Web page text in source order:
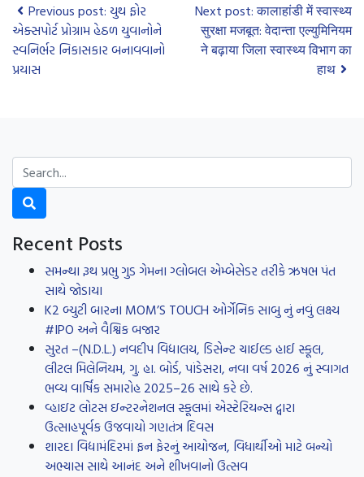
Previous post: યુથ ફોર
એક્સપોર્ટ પ્રોગ્રામ હેઠળ યુવાનોને
સ્વનિર્ભર નિકાસકાર બનાવવાનો
પ્રયાસ
Next post: कालाहांडी में स्वास्थ्य
सुरक्षा मजबूत: वेदान्ता एल्युमिनियम
ने बढ़ाया जिला स्वास्थ्य विभाग का
हाथ
Recent Posts
સમન્થા રૂથ પ્રભુ ગુડ ગેમના ગ્લોબલ એમ્બેસેડર તરીકે ઋષભ પંત
સાથે જોડાયા
K2 બ્યુટી બારના MOM’S TOUCH ઓર્ગેનિક સાબુ નું નવું લક્ષ્ય
#IPO અને વૈશ્વિક બજાર
સુરત –(N.D.L.) નવદીપ વિદ્યાલય, ડિસેન્ટ ચાઈલ્ડ હાઈ સ્કૂલ,
લીટલ મિલેનિયમ, ગુ. હા. બોર્ડ, પાંડેસરા, નવા વર્ષ 2026 નું સ્વાગત
ભવ્ય વાર્ષિક સમારોહ 2025–26 સાથે કરે છે.
વ્હાઇટ લોટસ ઇન્ટરનેશનલ સ્કૂલમાં એસ્ટેરિયન્સ દ્વારા
ઉત્સાહપૂર્વક ઉજવાયો ગણતંત્ર દિવસ
શારદા વિદ્યામંદિરમાં ફન ફેરનું આયોજન, વિધાર્થીઓ માટે બન્યો
અભ્યાસ સાથે આનંદ અને શીખવાનો ઉત્સવ